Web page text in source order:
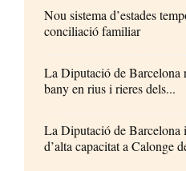
Nou sistema d’estades
conciliació familiar
La Diputació de Barcelona
bany en rius i rieres dels...
La Diputació de Barcelona
d’alta capacitat a Calonge